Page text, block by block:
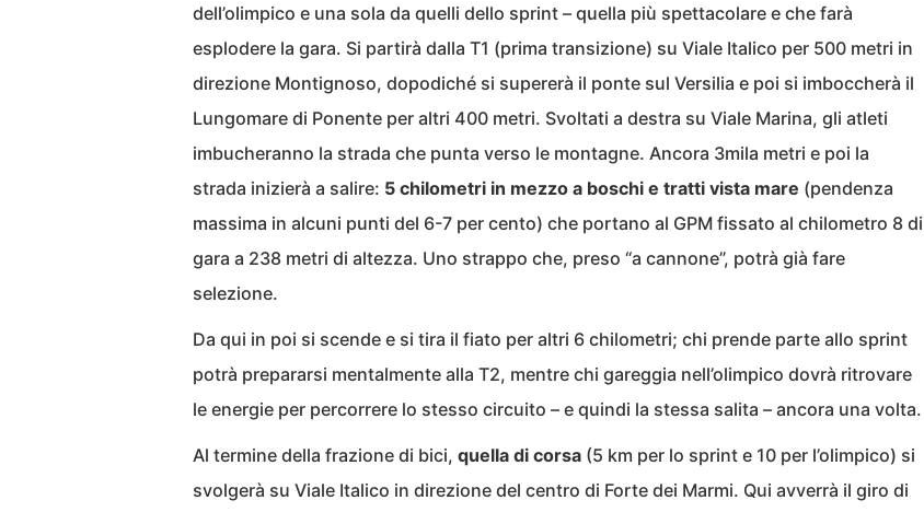
dell’olimpico e una sola da quelli dello sprint – quella più spettacolare e che farà
esplodere la gara. Si partirà dalla T1 (prima transizione) su Viale Italico per 500 metri in
direzione Montignoso, dopodiché si supererà il ponte sul Versilia e poi si imboccherà il
Lungomare di Ponente per altri 400 metri. Svoltati a destra su Viale Marina, gli atleti
imbucheranno la strada che punta verso le montagne. Ancora 3mila metri e poi la
strada inizierà a salire: 5 chilometri in mezzo a boschi e tratti vista mare (pendenza
massima in alcuni punti del 6-7 per cento) che portano al GPM fissato al chilometro 8 di
gara a 238 metri di altezza. Uno strappo che, preso “a cannone”, potrà già fare
selezione.
Da qui in poi si scende e si tira il fiato per altri 6 chilometri; chi prende parte allo sprint
potrà prepararsi mentalmente alla T2, mentre chi gareggia nell’olimpico dovrà ritrovare
le energie per percorrere lo stesso circuito – e quindi la stessa salita – ancora una volta.
Al termine della frazione di bici, quella di corsa (5 km per lo sprint e 10 per l’olimpico) si
svolgerà su Viale Italico in direzione del centro di Forte dei Marmi. Qui avverrà il giro di